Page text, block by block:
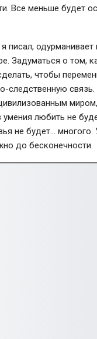
Все меньше будет
писал,
Задуматься о том,
чтобы
следственную
любить не
не будет… многого.
до бесконечности.